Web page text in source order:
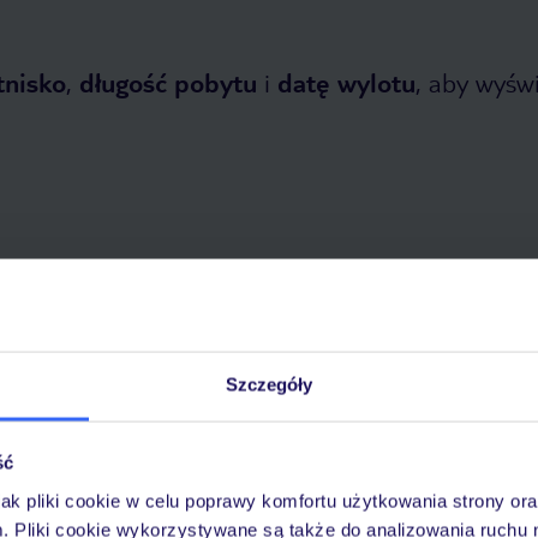
Szczegóły
pliki cookie w celu poprawy komfortu użytkowania strony
Pliki cookie wykorzystywane są także do analizowania ruchu
, długość pobytu i datę wylotu, aby
Dlaczego warto wybrać TUI?
30 lat w Polsce
Tylko u nas opieka na
wakacjach 24/7
10